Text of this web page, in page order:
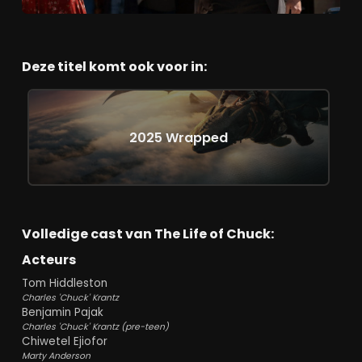
elkaar vallen. Internetverbindingen breken af,
boodschap op. Flanagan opent de film met
vervolgens het leven terug. De kracht van de
film ligt in zijn structuur: drie hoofdstukken,
gespeeld in omgekeerde volgorde, waarin
het einde het begin is. Chuck als zieke man,
Chuck als dromer, Chuck als kind dat met zijn
grootouders danst in de keuken terwijl buiten
zachtheid; zijn stem kraakt als oud hout, maar
straalt warmte.
Every life a universe all its own.
De onderhuidse thematiek - tijd, geheugen,
rouw - is niet alleen theoretisch. In de film
wordt de kosmos tastbaar: de aarde
vertraagt letterlijk, dagen duren langer, alsof
Deze titel komt ook voor in:
2025 Wrapped
Volledige cast van The Life of Chuck:
Acteurs
Tom Hiddleston
Charles 'Chuck' Krantz
Benjamin Pajak
Charles 'Chuck' Krantz (pre-teen)
Chiwetel Ejiofor
Marty Anderson